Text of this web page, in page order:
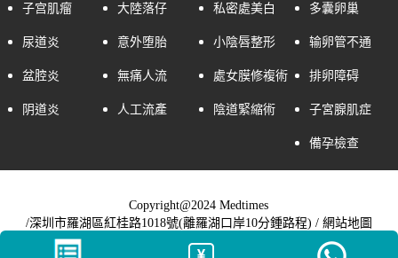
子宫肌瘤
尿道炎
盆腔炎
阴道炎
大陸落仔
意外堕胎
無痛人流
人工流產
私密處美白
小陰唇整形
處女膜修複術
陰道緊縮術
多囊卵巢
输卵管不通
排卵障碍
子宮腺肌症
備孕檢查
Copyright@2024 Medtimes
/深圳市羅湖區紅桂路1018號(離羅湖口岸10分鍾路程) / 網站地圖